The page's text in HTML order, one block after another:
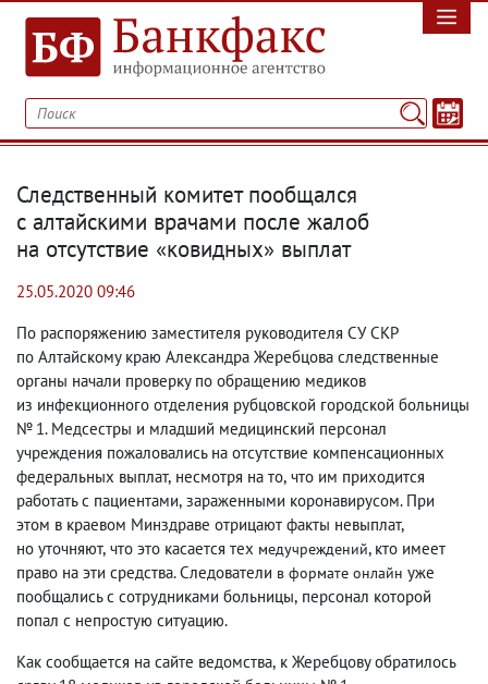
Следственный комитет пообщался
с алтайскими врачами после жалоб
на отсутствие «ковидных» выплат
25.05.2020 09:46
По распоряжению заместителя руководителя СУ СКР
по Алтайскому краю Александра Жеребцова следственные
органы начали проверку по обращению медиков
из инфекционного отделения рубцовской городской больницы
№ 1. Медсестры и младший медицинский персонал
учреждения пожаловались на отсутствие компенсационных
федеральных выплат, несмотря на то, что им приходится
работать с пациентами, зараженными коронавирусом. При
этом в краевом Минздраве отрицают факты невыплат,
но уточняют, что это касается тех медучреждений, кто имеет
право на эти средства. Следователи в формате онлайн уже
пообщались с сотрудниками больницы, персонал которой
попал с непростую ситуацию.
Как сообщается на сайте ведомства, к Жеребцову обратилось